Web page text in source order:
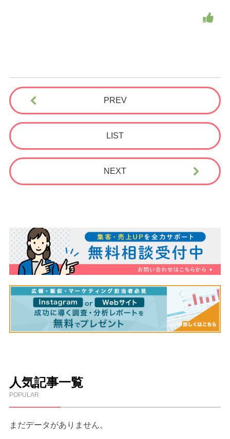
PREV
LIST
NEXT
人気記事一覧
POPULAR
まだデータがありません。